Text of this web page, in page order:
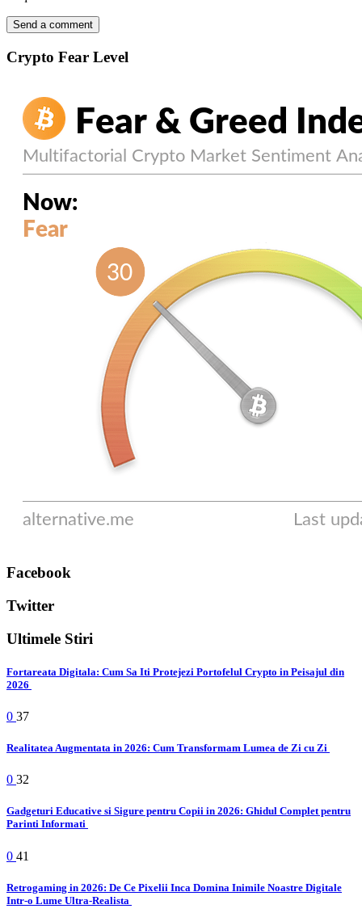
Crypto Fear Level
Facebook
Twitter
Ultimele Stiri
Fortareata Digitala: Cum Sa Iti Protejezi Portofelul Crypto in Peisajul din
2026
0 37
Realitatea Augmentata in 2026: Cum Transformam Lumea de Zi cu Zi
0 32
Gadgeturi Educative si Sigure pentru Copii in 2026: Ghidul Complet pentru
Parinti Informati
0 41
Retrogaming in 2026: De Ce Pixelii Inca Domina Inimile Noastre Digitale
Intr-o Lume Ultra-Realista